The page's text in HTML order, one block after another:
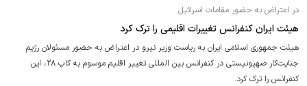
در اعتراض به حضور مقامات اسرائیل
هیئت ایران کنفرانس تغییرات اقلیمی را ترک کرد
هیئت جمهوری اسلامی ایران به ریاست وزیر نیرو در اعتراض به حضور مسئولان رژیم
جنایت‌کار صهیونیستی در کنفرانس بین المللی تغییر اقلیم موسوم به کاپ ۲۸، این
کنفرانس را ترک کرد.